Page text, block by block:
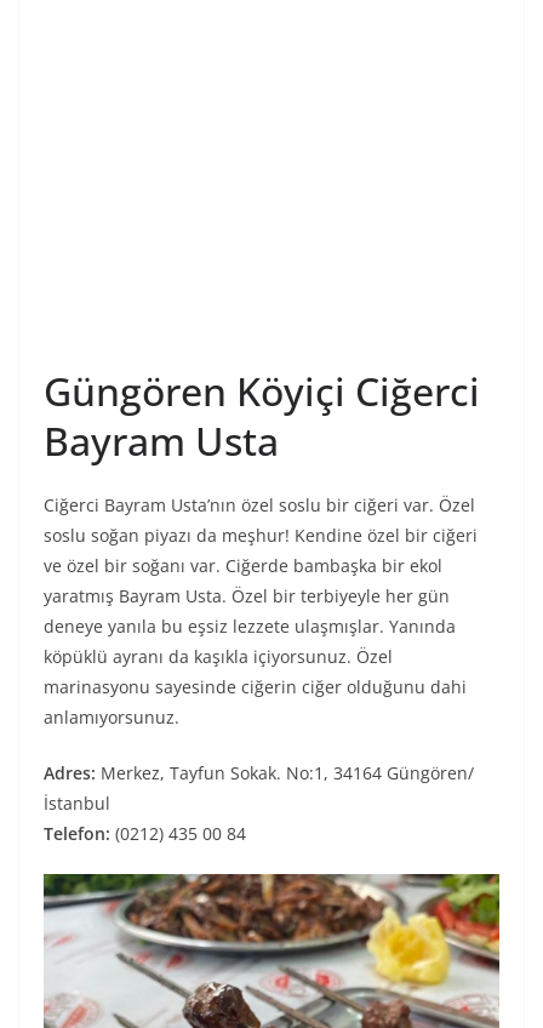
Güngören Köyiçi Ciğerci
Bayram Usta
Ciğerci Bayram Usta’nın özel soslu bir ciğeri var. Özel
soslu soğan piyazı da meşhur! Kendine özel bir ciğeri
ve özel bir soğanı var. Ciğerde bambaşka bir ekol
yaratmış Bayram Usta. Özel bir terbiyeyle her gün
deneye yanıla bu eşsiz lezzete ulaşmışlar. Yanında
köpüklü ayranı da kaşıkla içiyorsunuz. Özel
marinasyonu sayesinde ciğerin ciğer olduğunu dahi
anlamıyorsunuz.
Adres: Merkez, Tayfun Sokak. No:1, 34164 Güngören/
İstanbul
Telefon: (0212) 435 00 84